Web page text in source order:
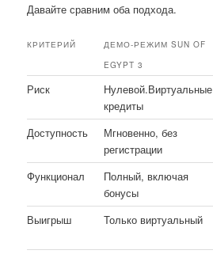
Давайте сравним оба подхода.
КРИТЕРИЙ
ДЕМО-РЕЖИМ SUN OF
EGYPT 3
Риск
Нулевой.Виртуальные
кредиты
Доступность
Мгновенно, без
регистрации
Функционал
Полный, включая
бонусы
Выигрыш
Только виртуальный